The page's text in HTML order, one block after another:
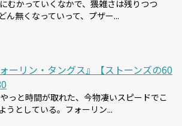
むかっていくなかで、猥雑さは残りつつ
ん無くなっていって、プザー...
ーリン・タングス』【ストーンズの60
っと時間が取れた、今物凄いスピードでこ
うとしている。フォーリン...